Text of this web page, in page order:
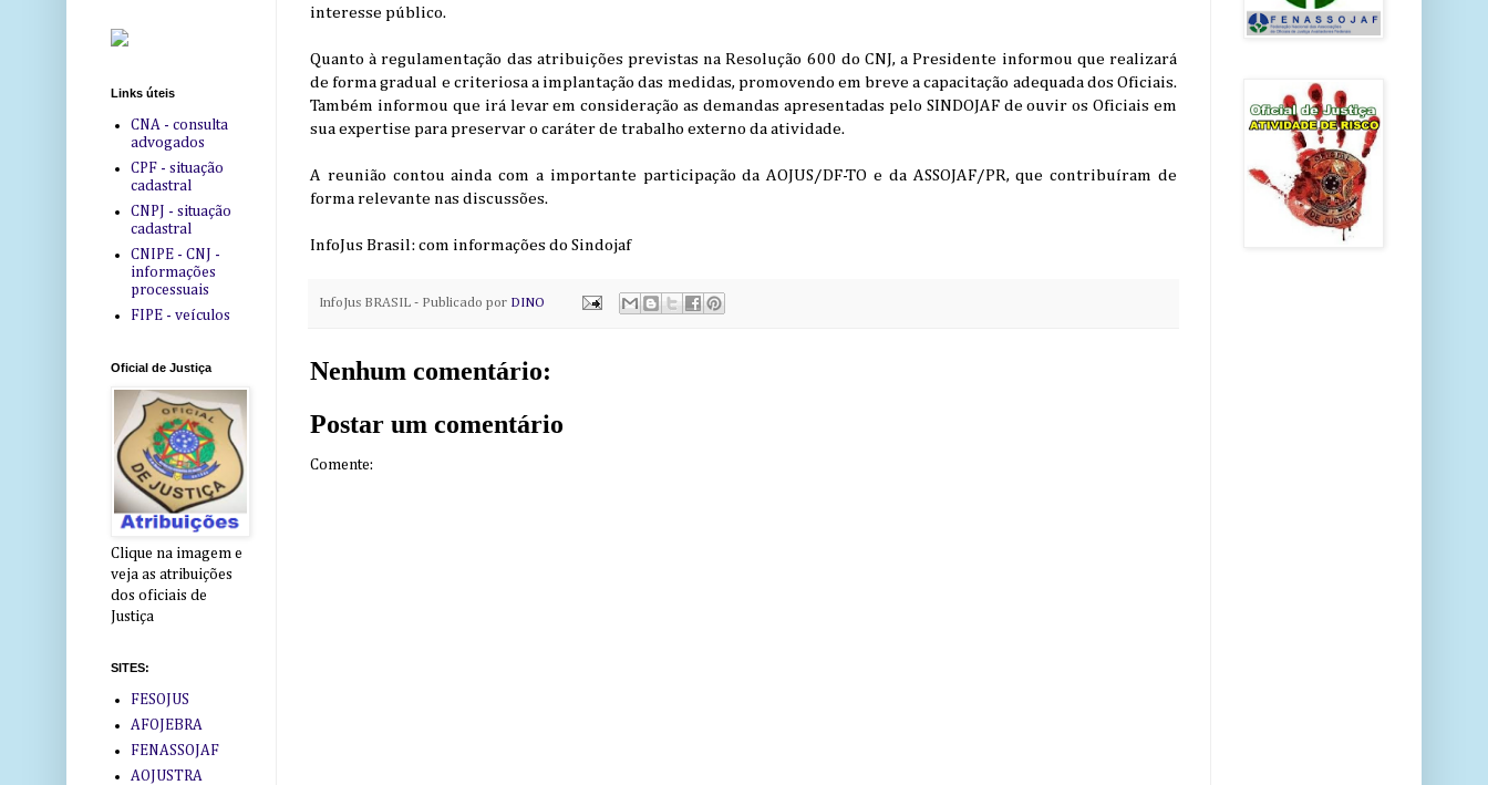
interesse público.
Quanto à regulamentação das atribuições previstas na Resolução 600 do CNJ, a Presidente informou que realizará
de forma gradual e criteriosa a implantação das medidas, promovendo em breve a capacitação adequada dos Oficiais.
Também informou que irá levar em consideração as demandas apresentadas pelo SINDOJAF de ouvir os Oficiais em
sua expertise para preservar o caráter de trabalho externo da atividade.
A reunião contou ainda com a importante participação da AOJUS/DF-TO e da ASSOJAF/PR, que contribuíram de
forma relevante nas discussões.
InfoJus Brasil: com informações do Sindojaf
InfoJus BRASIL - Publicado por DINO
Nenhum comentário:
Postar um comentário
Comente:
Links úteis
CNA - consulta
advogados
CPF - situação
cadastral
CNPJ - situação
cadastral
CNIPE - CNJ -
informações
processuais
FIPE - veículos
Oficial de Justiça
Clique na imagem e
veja as atribuições
dos oficiais de
Justiça
SITES:
FESOJUS
AFOJEBRA
FENASSOJAF
AOJUSTRA